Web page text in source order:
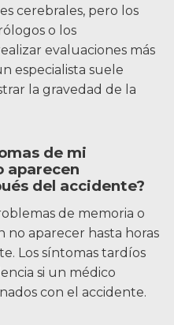
cerebrales, pero los
o los
evaluaciones más
especialista suele
la gravedad de la
de mi
aparecen
del accidente?
de memoria o
aparecer hasta horas
Los síntomas tardíos
si un médico
con el accidente.